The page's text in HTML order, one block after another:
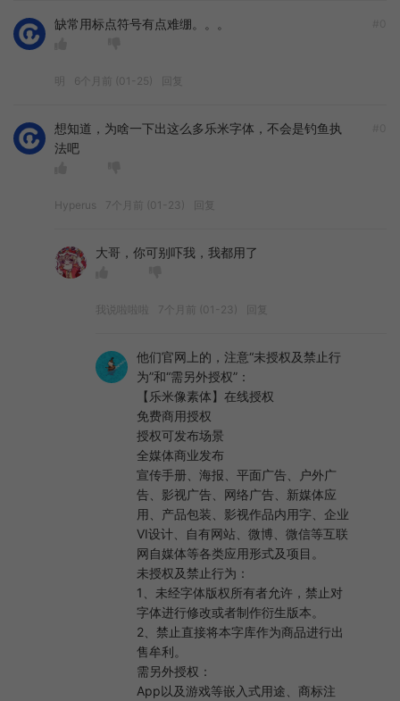
缺常用标点符号有点难绷。。。
6个月前 (01-25) 回复
想知道，为啥一下出这么多乐米字体，不会是钓鱼执
法吧
Hyperus 7个月前 (01-23) 回复
大哥，你可别吓我，我都用了
我说啦啦啦 7个月前 (01-23) 回复
他们官网上的，注意“未授权及禁止行
为”和“需另外授权”：
【乐米像素体】在线授权
免费商用授权
授权可发布场景
全媒体商业发布
宣传手册、海报、平面广告、户外广
告、影视广告、网络广告、新媒体应
用、产品包装、影视作品内用字、企业
VI设计、自有网站、微博、微信等互联
网自媒体等各类应用形式及项目。
未授权及禁止行为：
1、未经字体版权所有者允许，禁止对
字体进行修改或者制作衍生版本。
2、禁止直接将本字库作为商品进行出
售牟利。
需另外授权：
App以及游戏等嵌入式用途、商标注